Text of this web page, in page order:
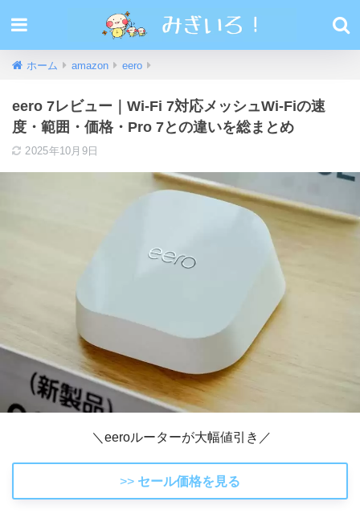
ホーム amazon eero
eero 7レビュー｜Wi-Fi 7対応メッシュWi-Fiの速
度・範囲・価格・Pro 7との違いを総まとめ
2025年10月9日
＼eeroルーターが大幅値引き／
>> セール価格を見る